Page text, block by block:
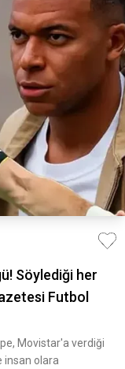
Söylediği her
Futbol
Movistar'a verdiği
insan olara